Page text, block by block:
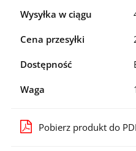
Wysyłka w ciągu
Cena przesyłki
Dostępność
Waga
Pobierz produkt do